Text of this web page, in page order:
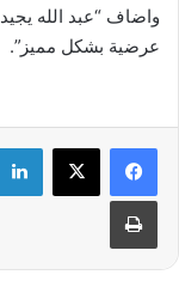
واضاف “عبد الله
عرضية بشكل مميز”.